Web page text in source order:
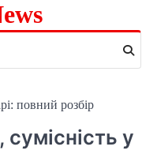
повний розбір
у